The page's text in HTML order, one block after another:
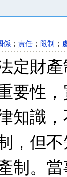
係 ； 責任 ； 限制 ；
定財
要性
知識
，但
制。